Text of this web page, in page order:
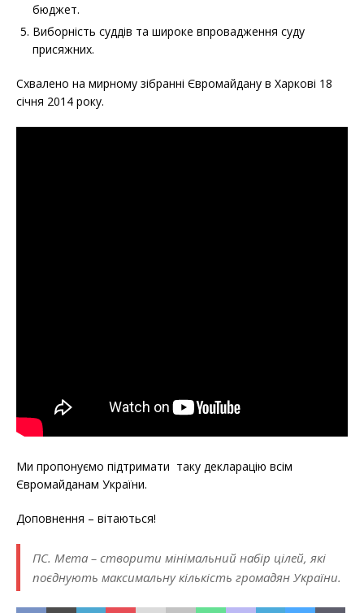
бюджет.
Виборність суддів та широке впровадження суду
присяжних.
Схвалено на мирному зібранні Євромайдану в Харкові 18
січня 2014 року.
Ми пропонуємо підтримати таку декларацію всім
Євромайданам України.
Доповнення – вітаються!
ПС. Мета – створити мінімальний набір цілей, які
поєднують максимальну кількість громадян України.